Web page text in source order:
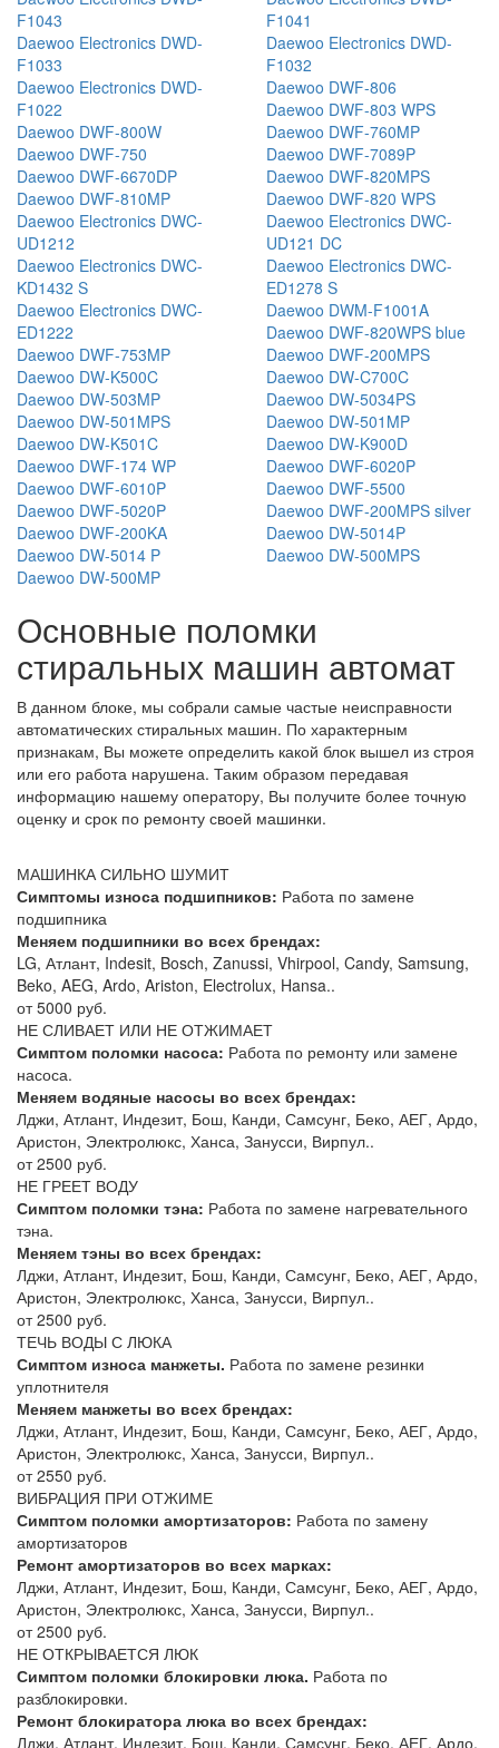
F1043
F1041
Daewoo Electronics DWD-
F1033
Daewoo Electronics DWD-
F1032
Daewoo Electronics DWD-
F1022
Daewoo DWF-806
Daewoo DWF-803 WPS
Daewoo DWF-800W
Daewoo DWF-760MP
Daewoo DWF-750
Daewoo DWF-7089P
Daewoo DWF-6670DP
Daewoo DWF-820MPS
Daewoo DWF-810MP
Daewoo DWF-820 WPS
Daewoo Electronics DWC-
UD1212
Daewoo Electronics DWC-
UD121 DC
Daewoo Electronics DWC-
KD1432 S
Daewoo Electronics DWC-
ED1278 S
Daewoo Electronics DWC-
ED1222
Daewoo DWM-F1001A
Daewoo DWF-820WPS blue
Daewoo DWF-753MP
Daewoo DWF-200MPS
Daewoo DW-K500C
Daewoo DW-C700C
Daewoo DW-503MP
Daewoo DW-5034PS
Daewoo DW-501MPS
Daewoo DW-501MP
Daewoo DW-K501C
Daewoo DW-K900D
Daewoo DWF-174 WP
Daewoo DWF-6020P
Daewoo DWF-6010P
Daewoo DWF-5500
Daewoo DWF-5020P
Daewoo DWF-200MPS silver
Daewoo DWF-200KA
Daewoo DW-5014P
Daewoo DW-5014 P
Daewoo DW-500MPS
Daewoo DW-500MP
Основные поломки
стиральных машин автомат
В данном блоке, мы собрали самые частые неисправности
автоматических стиральных машин. По характерным
признакам, Вы можете определить какой блок вышел из строя
или его работа нарушена. Таким образом передавая
информацию нашему оператору, Вы получите более точную
оценку и срок по ремонту своей машинки.
МАШИНКА СИЛЬНО ШУМИТ
Симптомы износа подшипников: Работа по замене
подшипника
Меняем подшипники во всех брендах:
LG, Атлант, Indesit, Bosch, Zanussi, Vhirpool, Candy, Samsung,
Beko, AEG, Ardo, Ariston, Electrolux, Hansa..
от 5000 руб.
НЕ СЛИВАЕТ ИЛИ НЕ ОТЖИМАЕТ
Симптом поломки насоса: Работа по ремонту или замене
насоса.
Меняем водяные насосы во всех брендах:
Лджи, Атлант, Индезит, Бош, Канди, Самсунг, Беко, АЕГ, Ардо,
Аристон, Электролюкс, Ханса, Занусси, Вирпул..
от 2500 руб.
НЕ ГРЕЕТ ВОДУ
Симптом поломки тэна: Работа по замене нагревательного
тэна.
Меняем тэны во всех брендах:
Лджи, Атлант, Индезит, Бош, Канди, Самсунг, Беко, АЕГ, Ардо,
Аристон, Электролюкс, Ханса, Занусси, Вирпул..
от 2500 руб.
ТЕЧЬ ВОДЫ С ЛЮКА
Симптом износа манжеты. Работа по замене резинки
уплотнителя
Меняем манжеты во всех брендах:
Лджи, Атлант, Индезит, Бош, Канди, Самсунг, Беко, АЕГ, Ардо,
Аристон, Электролюкс, Ханса, Занусси, Вирпул..
от 2550 руб.
ВИБРАЦИЯ ПРИ ОТЖИМЕ
Симптом поломки амортизаторов: Работа по замену
амортизаторов
Ремонт амортизаторов во всех марках:
Лджи, Атлант, Индезит, Бош, Канди, Самсунг, Беко, АЕГ, Ардо,
Аристон, Электролюкс, Ханса, Занусси, Вирпул..
от 2500 руб.
НЕ ОТКРЫВАЕТСЯ ЛЮК
Симптом поломки блокировки люка. Работа по
разблокировки.
Ремонт блокиратора люка во всех брендах:
Лджи, Атлант, Индезит, Бош, Канди, Самсунг, Беко, АЕГ, Ардо,